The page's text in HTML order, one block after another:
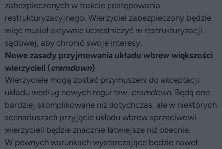
zabezpieczonych w trakcie postępowania
restrukturyzacyjnego. Wierzyciel zabezpieczony będzie
więc musiał aktywnie uczestniczyć w restrukturyzacji
sądowej, aby chronić swoje interesy.
Nowe zasady przyjmowania układu wbrew większości
wierzycieli (cramdown)
Wierzyciele mogą zostać przymuszeni do akceptacji
układu według nowych reguł tzw. cramdown. Będą one
bardziej skomplikowane niż dotychczas, ale w niektórych
scenariuszach przyjęcie układu wbrew sprzeciwowi
wierzycieli będzie znacznie łatwiejsze niż obecnie.
W pewnych warunkach wystarczające będzie nawet